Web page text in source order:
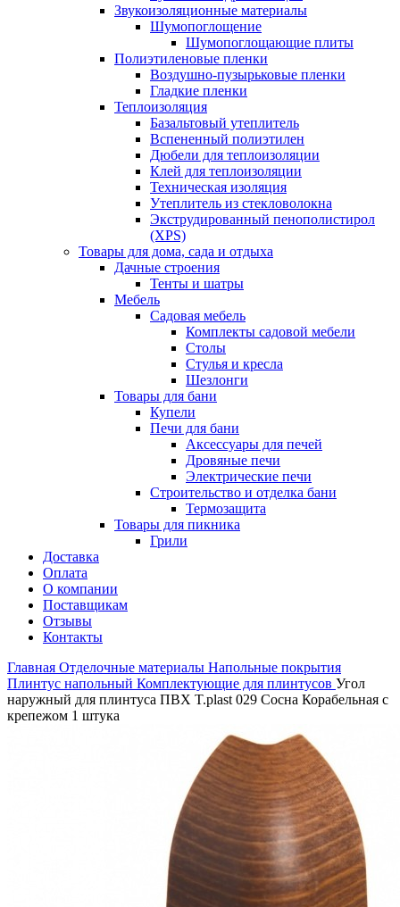
Звукоизоляционные материалы
Шумопоглощение
Шумопоглощающие плиты
Полиэтиленовые пленки
Воздушно-пузырьковые пленки
Гладкие пленки
Теплоизоляция
Базальтовый утеплитель
Вспененный полиэтилен
Дюбели для теплоизоляции
Клей для теплоизоляции
Техническая изоляция
Утеплитель из стекловолокна
Экструдированный пенополистирол
(XPS)
Товары для дома, сада и отдыха
Дачные строения
Тенты и шатры
Мебель
Садовая мебель
Комплекты садовой мебели
Столы
Стулья и кресла
Шезлонги
Товары для бани
Купели
Печи для бани
Аксессуары для печей
Дровяные печи
Электрические печи
Строительство и отделка бани
Термозащита
Товары для пикника
Грили
Доставка
Оплата
О компании
Поставщикам
Отзывы
Контакты
Главная Отделочные материалы Напольные покрытия
Плинтус напольный Комплектующие для плинтусов Угол
наружный для плинтуса ПВХ T.plast 029 Сосна Корабельная с
крепежом 1 штука